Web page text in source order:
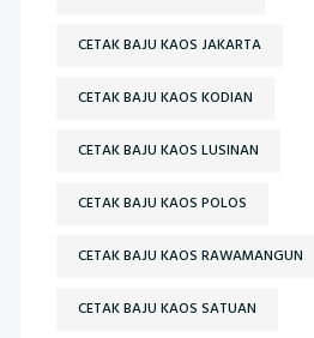
CETAK BAJU KAOS JAKARTA
CETAK BAJU KAOS KODIAN
CETAK BAJU KAOS LUSINAN
CETAK BAJU KAOS POLOS
CETAK BAJU KAOS RAWAMANGUN
CETAK BAJU KAOS SATUAN